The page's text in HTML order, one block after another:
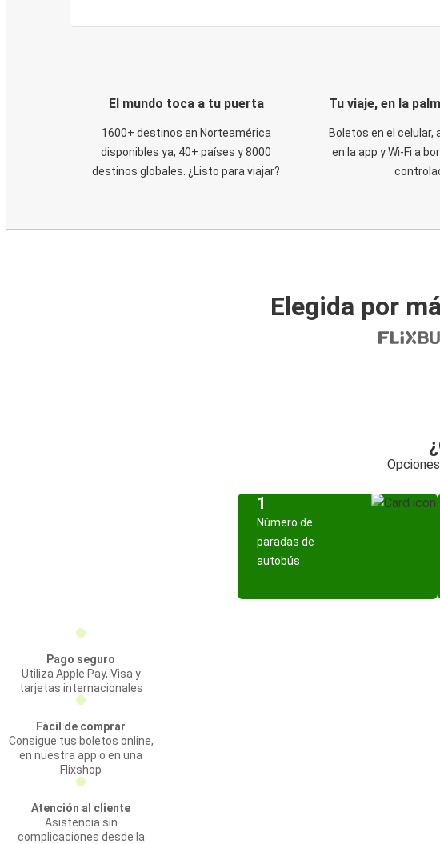
El mundo toca a tu puerta
1600+ destinos en Norteamérica
disponibles ya, 40+ países y 8000
destinos globales. ¿Listo para viajar?
Tu viaje, en la
Boletos en el
en la app y Wi-Fi a
Elegida por
1
Número de
paradas de
autobús
Pago seguro
Utiliza Apple Pay, Visa y
tarjetas internacionales
Fácil de comprar
Consigue tus boletos online,
en nuestra app o en una
Flixshop
Atención al cliente
Asistencia sin
complicaciones desde la